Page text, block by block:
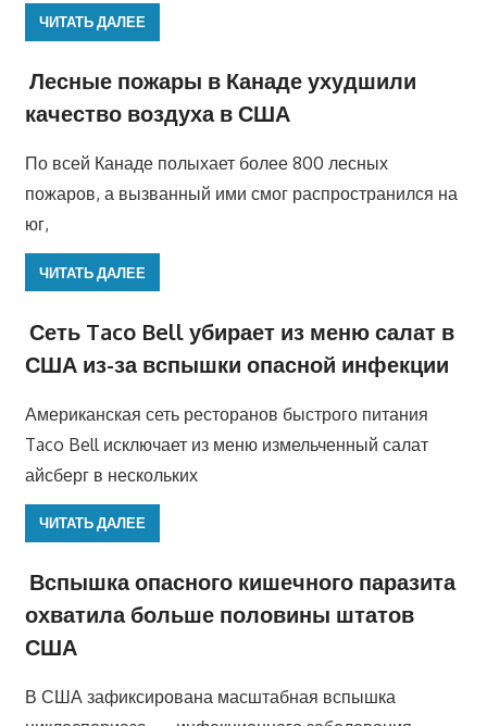
ЧИТАТЬ ДАЛЕЕ
Лесные пожары в Канаде ухудшили
качество воздуха в США
По всей Канаде полыхает более 800 лесных
пожаров, а вызванный ими смог распространился на
юг,
ЧИТАТЬ ДАЛЕЕ
Сеть Taco Bell убирает из меню салат в
США из-за вспышки опасной инфекции
Американская сеть ресторанов быстрого питания
Taco Bell исключает из меню измельченный салат
айсберг в нескольких
ЧИТАТЬ ДАЛЕЕ
Вспышка опасного кишечного паразита
охватила больше половины штатов
США
В США зафиксирована масштабная вспышка